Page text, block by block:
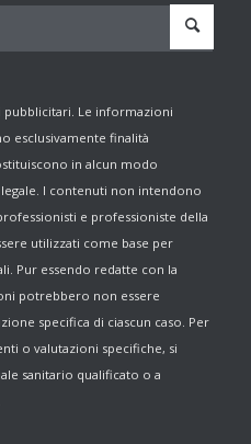
Le informazioni
esclusivamente finalità
in alcun modo
I contenuti non intendono
e professioniste della
utilizzati come base per
Pur essendo redatte con la
potrebbero non essere
specifica di ciascun caso. Per
o valutazioni specifiche, si
sanitario qualificato o a